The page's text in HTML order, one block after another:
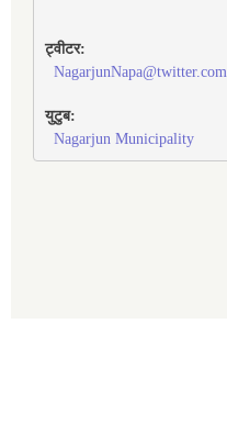
ट्वीटर:
NagarjunNapa@twitter.com
युटुब:
Nagarjun Municipality